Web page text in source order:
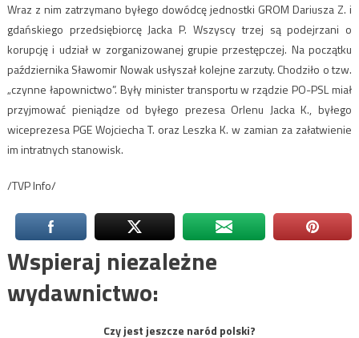
Wraz z nim zatrzymano byłego dowódcę jednostki GROM Dariusza Z. i
gdańskiego przedsiębiorcę Jacka P. Wszyscy trzej są podejrzani o
korupcję i udział w zorganizowanej grupie przestępczej. Na początku
października Sławomir Nowak usłyszał kolejne zarzuty. Chodziło o tzw.
„czynne łapownictwo”. Były minister transportu w rządzie PO-PSL miał
przyjmować pieniądze od byłego prezesa Orlenu Jacka K., byłego
wiceprezesa PGE Wojciecha T. oraz Leszka K. w zamian za załatwienie
im intratnych stanowisk.
/TVP Info/
Wspieraj niezależne
wydawnictwo:
Czy jest jeszcze naród polski?